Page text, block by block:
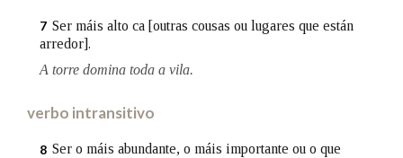
Pertence a
7 Ser máis alto ca [outras cousas ou lugares que están
arredor].
A torre domina toda a vila.
verbo intransitivo
8 Ser o máis abundante, o máis importante ou o que